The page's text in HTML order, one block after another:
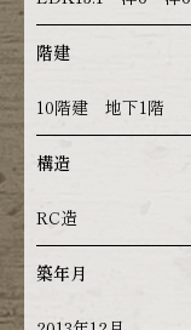
階建
10階建 地下1階
構造
RC造
築年月